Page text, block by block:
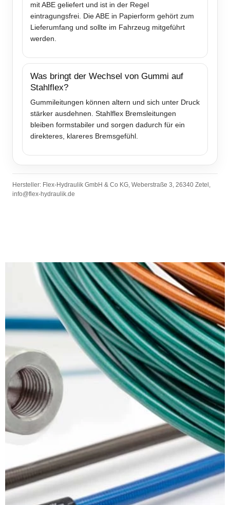
mit ABE geliefert und ist in der Regel
eintragungsfrei. Die ABE in Papierform gehört zum
Lieferumfang und sollte im Fahrzeug mitgeführt
werden.
Was bringt der Wechsel von Gummi auf
Stahlflex?
Gummileitungen können altern und sich unter Druck
stärker ausdehnen. Stahlflex Bremsleitungen
bleiben formstabiler und sorgen dadurch für ein
direkteres, klareres Bremsgefühl.
Hersteller: Flex-Hydraulik GmbH & Co KG, Weberstraße 3, 26340 Zetel,
info@flex-hydraulik.de